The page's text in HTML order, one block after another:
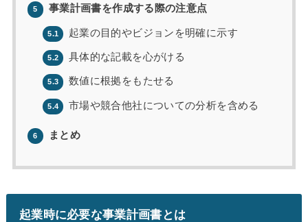
5 事業計画書を作成する際の注意点
5.1 起業の目的やビジョンを明確に示す
5.2 具体的な記載を心がける
5.3 数値に根拠をもたせる
5.4 市場や競合他社についての分析を含める
6 まとめ
起業時に必要な事業計画書とは